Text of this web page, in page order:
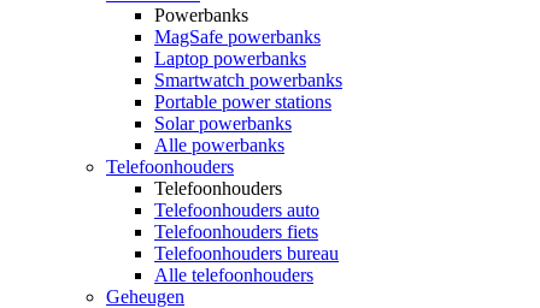
Powerbanks
MagSafe powerbanks
Laptop powerbanks
Smartwatch powerbanks
Portable power stations
Solar powerbanks
Alle powerbanks
Telefoonhouders
Telefoonhouders
Telefoonhouders auto
Telefoonhouders fiets
Telefoonhouders bureau
Alle telefoonhouders
Geheugen